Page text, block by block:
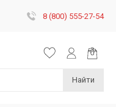
8 (800) 555-27-54
Найти